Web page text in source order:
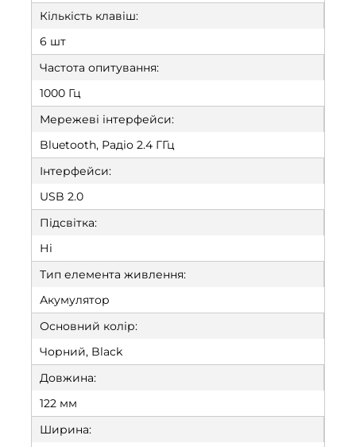
Кількість клавіш:
6 шт
Частота опитування:
1000 Гц
Мережеві інтерфейси:
Bluetooth, Радіо 2.4 ГГц
Інтерфейси:
USB 2.0
Підсвітка:
Ні
Тип елемента живлення:
Акумулятор
Основний колір:
Чорний, Black
Довжина:
122 мм
Ширина: